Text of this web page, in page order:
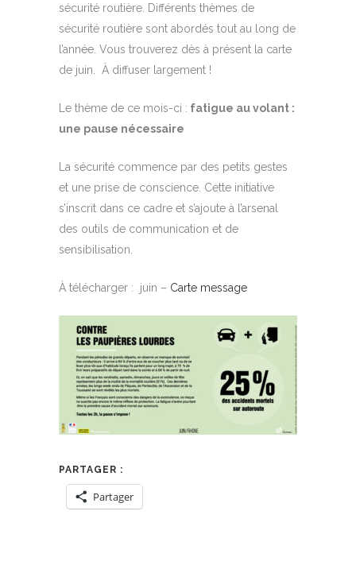
sécurité routière. Différents thèmes de
sécurité routière sont abordés tout au long de
l’année. Vous trouverez dès à présent la carte
de juin. À diffuser largement !
Le thème de ce mois-ci : fatigue au volant :
une pause nécessaire
La sécurité commence par des petits gestes
et une prise de conscience. Cette initiative
s’inscrit dans ce cadre et s’ajoute à l’arsenal
des outils de communication et de
sensibilisation.
À télécharger : juin – Carte message
PARTAGER :
Partager